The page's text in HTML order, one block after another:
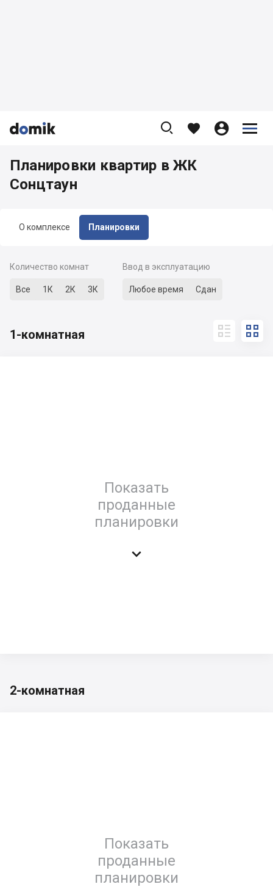


    


О комплексе Планировки
Планировки квартир в ЖК
Сонцтаун
Количество комнат
Все 1К 2К 3К
Ввод в эксплуатацию
Любое время Сдан
1-комнатная  
Показать
проданные
планировки

2-комнатная
Показать
проданные
планировки